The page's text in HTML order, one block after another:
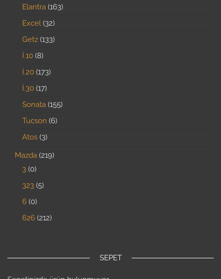
Elantra 163
Excel 32
Getz 133
İ.10 8
İ.20 173
İ.30 17
Sonata 155
Tucson 6
Atos 3
Mazda 219
3 0
323 5
6 0
626 212
SEPET